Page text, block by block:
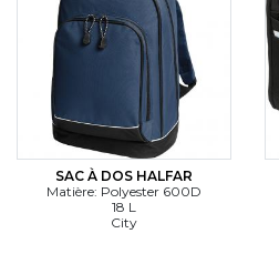
SAC À DOS HALFAR
Matière: Polyester 600D
18 L
City